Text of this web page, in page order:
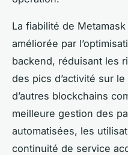
La fiabilité de
améliorée par
backend, réduisant les
des pics d’activité sur
d’autres blockchains
meilleure gestion des
automatisées, les
continuité de service